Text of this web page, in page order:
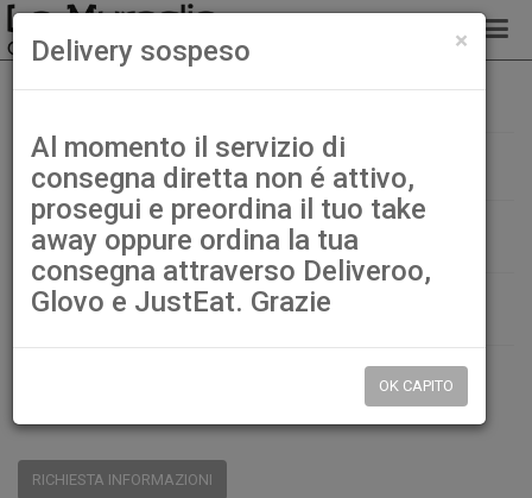
100. Kaisen yakiudon / soba
€ 6,50
DISP.:9999pz. QTÀ:
RICHIESTA INFORMAZIONI
×
Delivery sospeso
Al momento il servizio di
consegna diretta non é attivo,
prosegui e preordina il tuo take
away oppure ordina la tua
consegna attraverso Deliveroo,
Glovo e JustEat. Grazie
OK CAPITO